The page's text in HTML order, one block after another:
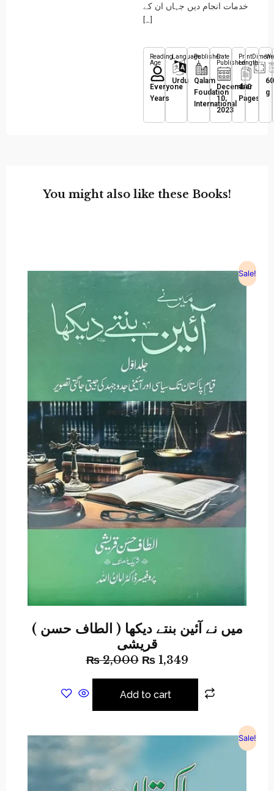
خدمات انجام دیں جہاں ان کے
[…]
Reading
Age
Everyone
Years
Language
Urdu
Publisher
Qalam
Foudation
International
Date
Published
December
10,
2023
Print
Length
440
Pages
g
You might also like these Books!
Sale!
( میں نے آئین بنتے دیکھا ( الطاف حسن
قریشی
₨2,000 ₨1,349
Add to cart
Sale!